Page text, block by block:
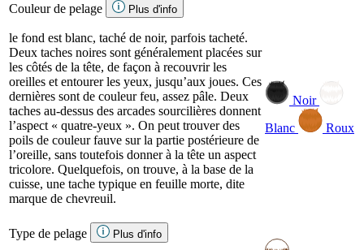
Couleur de pelage
Plus d'info
le fond est blanc, taché de noir, parfois tacheté.
Deux taches noires sont généralement placées sur
les côtés de la tête, de façon à recouvrir les
oreilles et entourer les yeux, jusqu’aux joues. Ces
dernières sont de couleur feu, assez pâle. Deux
taches au-dessus des arcades sourcilières donnent
l’aspect « quatre-yeux ». On peut trouver des
poils de couleur fauve sur la partie postérieure de
l’oreille, sans toutefois donner à la tête un aspect
tricolore. Quelquefois, on trouve, à la base de la
cuisse, une tache typique en feuille morte, dite
marque de chevreuil.
Noir
Blanc
Roux
Type de pelage Plus d'info